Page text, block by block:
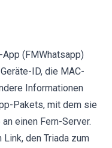
(FMWhatsapp)
ID, die MAC-
Informationen
Pakets, mit dem sie
einen Fern-Server.
den Triada zum